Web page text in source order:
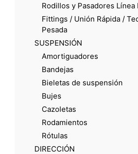
Rodillos y Pasadores Línea
Fittings / Unión Rápida /
Pesada
SUSPENSIÓN
Amortiguadores
Bandejas
Bieletas de suspensión
Bujes
Cazoletas
Rodamientos
Rótulas
DIRECCIÓN